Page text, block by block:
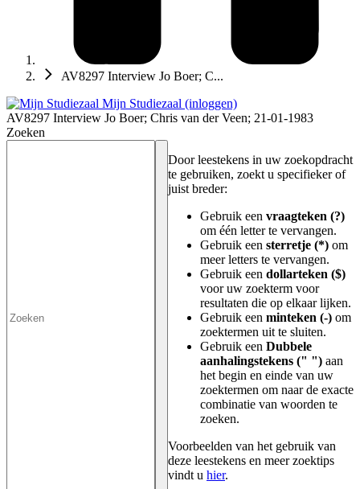
AV8297 Interview Jo Boer; C...
Mijn Studiezaal (inloggen)
AV8297 Interview Jo Boer; Chris van der Veen; 21-01-1983
Zoeken
Door leestekens in uw zoekopdracht
te gebruiken, zoekt u specifieker of
juist breder:
Gebruik een vraagteken (?)
om één letter te vervangen.
Gebruik een sterretje (*) om
meer letters te vervangen.
Gebruik een dollarteken ($)
voor uw zoekterm voor
resultaten die op elkaar lijken.
Gebruik een minteken (-) om
zoektermen uit te sluiten.
Gebruik een Dubbele
aanhalingstekens (" ") aan
het begin en einde van uw
zoektermen om naar de exacte
combinatie van woorden te
zoeken.
Voorbeelden van het gebruik van
deze leestekens en meer zoektips
vindt u hier.